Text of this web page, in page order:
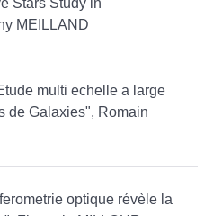
Stars Study in
MEILLAND
multi echelle a large
de Galaxies", Romain
optique révèle la